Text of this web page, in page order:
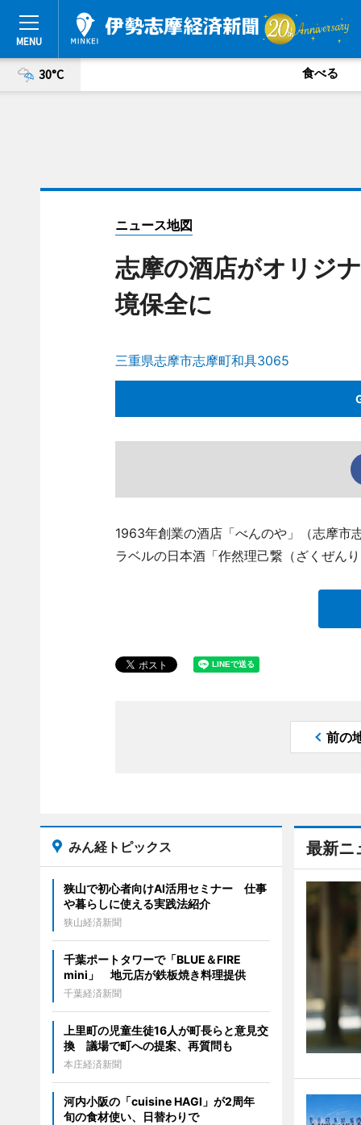
30°C 食べる
ニュース地図
志摩の酒店がオリジ
境保全に
三重県志摩市志摩町和具3065
1963年創業の酒店「べんのや」（志摩
ラベルの日本酒「作然理己繋（ざくぜん
前の
最新ニ
みん経トピックス
狭山で初心者向けAI活用セミナー 仕事
や暮らしに使える実践法紹介
狭山経済新聞
千葉ポートタワーで「BLUE＆FIRE
mini」 地元店が鉄板焼き料理提供
千葉経済新聞
上里町の児童生徒16人が町長らと意見交
換 議場で町への提案、再質問も
本庄経済新聞
河内小阪の「cuisine HAGI」が2周年
旬の食材使い、日替わりで